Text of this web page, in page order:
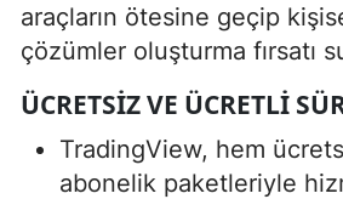
araçların ötesine geçip
çözümler oluşturma fırsatı
ÜCRETSIZ VE ÜCRETLI
TradingView, hem
abonelik paketleriyle